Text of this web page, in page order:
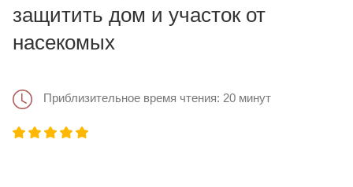
защитить дом и участок от
насекомых
Приблизительное время чтения: 20 минут